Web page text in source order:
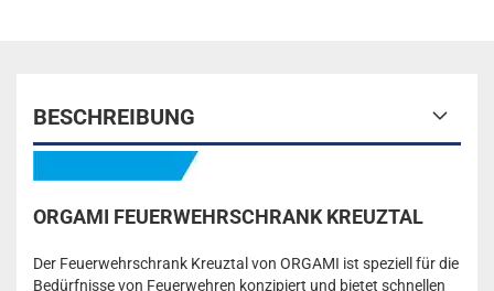
BESCHREIBUNG
ORGAMI FEUERWEHRSCHRANK KREUZTAL
Der Feuerwehrschrank Kreuztal von ORGAMI ist speziell für die
Bedürfnisse von Feuerwehren konzipiert und bietet schnellen